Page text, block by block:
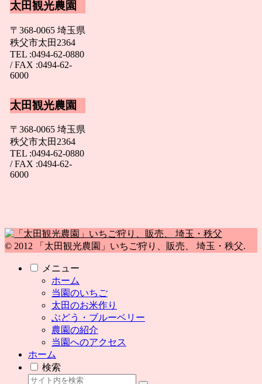
太田観光農園
〒368-0065 埼玉県
秩父市太田2364
TEL :0494-62-0880
/ FAX :0494-62-
6000
太田観光農園
〒368-0065 埼玉県
秩父市太田2364
TEL :0494-62-0880
/ FAX :0494-62-
6000
© 2012 「太田観光農園」いちご狩り、販売、 埼玉・秩父.
メニュー
ホーム
当園のいちご
太田のお米作り
ぶどう・ブルーベリー
農園の紹介
当園へのアクセス
ホーム
検索